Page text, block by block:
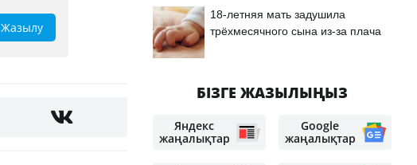
Жазылу
18-летняя мать задушила
трёхмесячного сына из-за плача
БІЗГЕ ЖАЗЫЛЫҢЫЗ
Яндекс
жаңалықтар
Google
жаңалықтар